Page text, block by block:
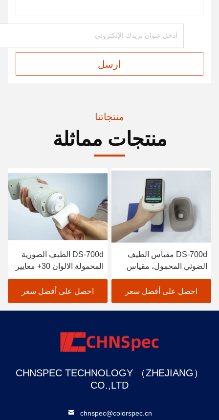
ارسل
منتجاتنا
منتجات مماثلة
DS-700d مقياس الطيف
الضوئي المحمول، مقياس
الألوان الذكي، المعايرة
التلقائية، الانعكاس العالي
احصل على أفضل سعر
DS-700d الطيف الصورية
المحمولة الالوان 30+ معايير
القياس و 37 مصدر ضوء
التقييماحصل على أفضل سعر
CHNSPEC TECHNOLOGY （ZHEJIANG）
CO.,LTD
chnspec@colorspec.cn